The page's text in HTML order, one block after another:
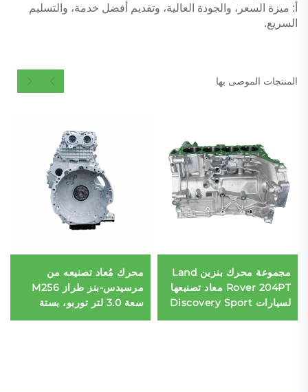
أ: ميزة السعر، والجودة العالية، وتقديم أفضل خدمة، والتسليم
السريع.
المنتجات الموصى بها
مجموعة محرك بنزين Land
Rover 204PT معاد تصنيعها
لسيارات Discovery Sport
وEvoque – بديل يطابق
محرك مُعاد تصنيعه من
مرسيدس-بنز طراز M256
سعة 3.0 لتر توربو، بستة
أسطوانات على التوالي،